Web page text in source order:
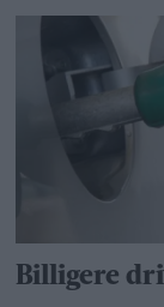
Billigere